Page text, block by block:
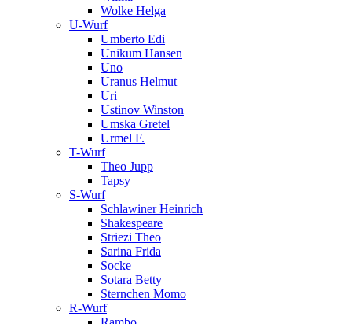
Wolke Helga
U-Wurf
Umberto Edi
Unikum Hansen
Uno
Uranus Helmut
Uri
Ustinov Winston
Umska Gretel
Urmel F.
T-Wurf
Theo Jupp
Tapsy
S-Wurf
Schlawiner Heinrich
Shakespeare
Striezi Theo
Sarina Frida
Socke
Sotara Betty
Sternchen Momo
R-Wurf